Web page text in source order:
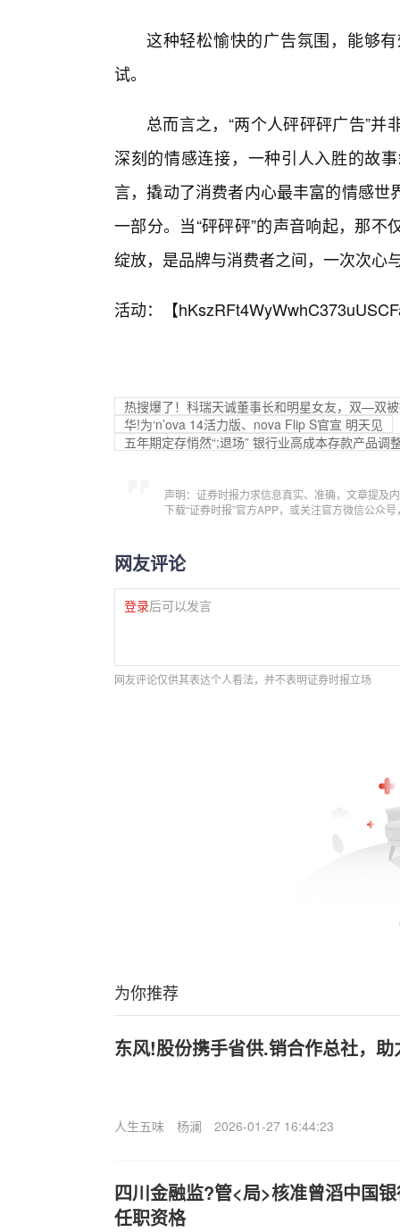
这种轻松愉快的广告氛围，能够
试。
总而言之，“两个人砰砰砰广告”
深刻的情感连接，一种引人入胜的故
言，撬动了消费者内心最丰富的情感
一部分。当“砰砰砰”的声音响起，那
绽放，是品牌与消费者之间，一次次心
活动：【
热搜爆了！科瑞天诚董事长和明星女友，双—双
华!为‘n’ova 14活力版、nova Flip S官宣 明天见
五年期定存悄然“;退场” 银行业高成本存款产品调
声明：证券时报力求信息真实、准确，文章提及
下载“证券时报”官方APP，或关注官方微信公众
网友评论
登录后可以发言
网友评论仅供其表达个人看法，并不表明证券时报立场
为你推荐
东风!股份携手省供.销合作总社，
人生五味 杨澜 2026-01-27 16:44:23
四川金融监?管<局>核准曾滔中国
任职资格